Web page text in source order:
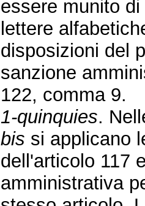
essere munito
lettere
disposizioni del
sanzione
122, comma 9.
1-quinquies.
bis si applicano
dell'articolo 117
amministrativa